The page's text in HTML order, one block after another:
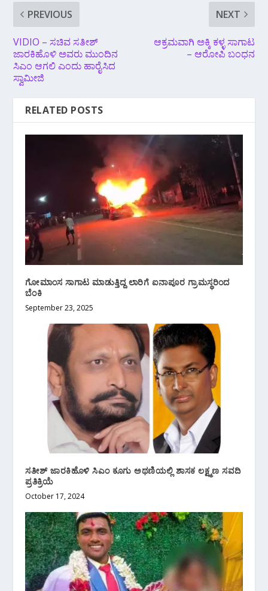
PREVIOUS
VIDIO – ಸಚಿವ ಸತೀಶ್
ಜಾರಕಿಹೊಳಿ ಅವರು ಮುಂದಿನ
ಸಿಎಂ ಆಗಲಿ ಎಂದು ಹಾರೈಸಿದ
ಸ್ವಾಮೀಜಿ
NEXT
ಆಕ್ರಮವಾಗಿ ಅಕ್ಕಿ ಕಳ್ಳ ಸಾಗಾಟ
– ಆರೋಪಿ ಬಂಧನ
RELATED POSTS
ಗೋಮಾಂಸ ಸಾಗಾಟ ಮಾಡುತ್ತಿದ್ದ ಲಾರಿಗೆ ಐನಾಪೂರ ಗ್ರಾಮಸ್ಥರಿಂದ
ಬೆಂಕಿ
September 23, 2025
ಸತೀಶ್ ಜಾರಕಿಹೊಳಿ ಸಿಎಂ ಕೂಗು ಅಥಣಿಯಲ್ಲಿ ಶಾಸಕ ಲಕ್ಷ್ಮಣ ಸವದಿ
ಪ್ರತಿಕ್ರಿಯೆ
October 17, 2024